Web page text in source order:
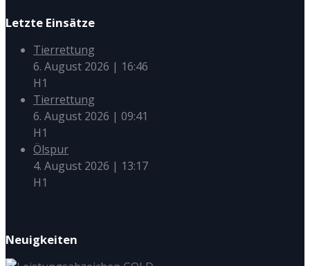
Letzte Einsätze
Tierrettung
6. August 2026 | 16:46
H1
Tierrettung
6. August 2026 | 09:41
H1
Ölspur
4. August 2026 | 13:17
H1
Neuigkeiten